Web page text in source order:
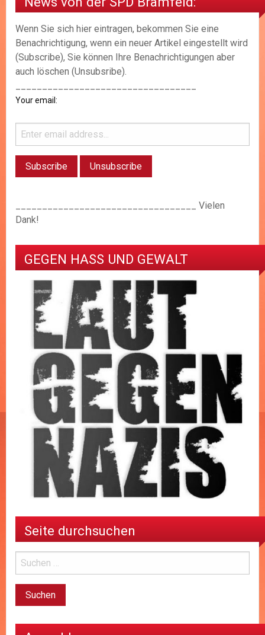
Wenn Sie sich hier eintragen, bekommen Sie eine
Benachrichtigung, wenn ein neuer Artikel eingestellt wird
(Subscribe), Sie können Ihre Benachrichtigungen aber
auch löschen (Unsubsribe).
Your email:
__________________________________ Vielen
Dank!
GEGEN HASS UND GEWALT
Seite durchsuchen